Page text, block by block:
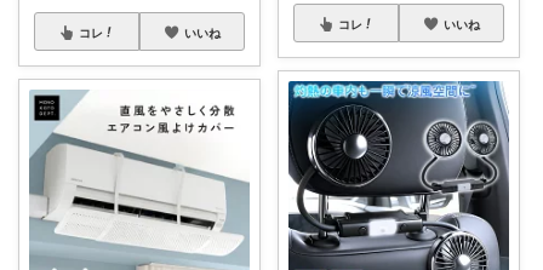
コレ いいね
コレ いいね